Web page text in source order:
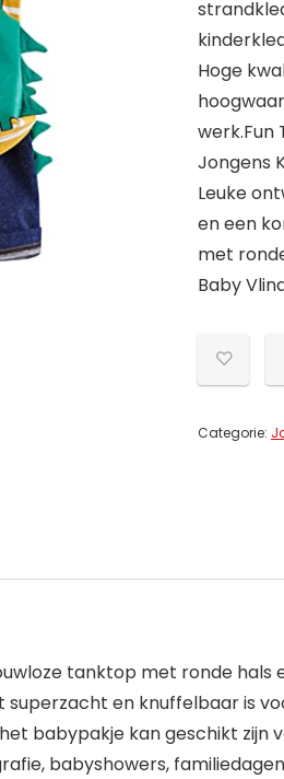
Hoge
werk.Fun
Jongens
Leuke
en een
met
Baby
Categorie:
tanktop met ronde
en knuffelbaar is
babypakje kan geschikt
babyshowers,